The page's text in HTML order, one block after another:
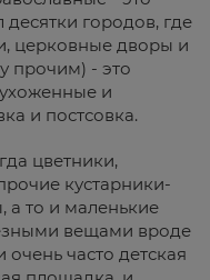
городов, где
церковные дворы и
прочим) - это
и
и постсовка.
цветники,
кустарники-
а то и маленькие
вещами вроде
часто детская